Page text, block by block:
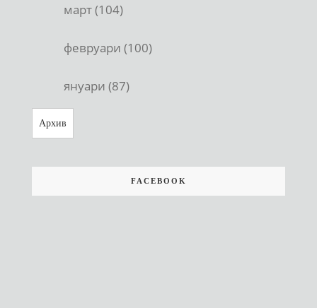
март (104)
февруари (100)
януари (87)
Архив
FACEBOOK